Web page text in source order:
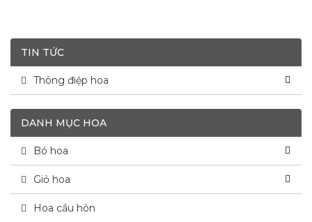
TIN TỨC
Thông điệp hoa
DANH MỤC HOA
Bó hoa
Giỏ hoa
Hoa cầu hôn